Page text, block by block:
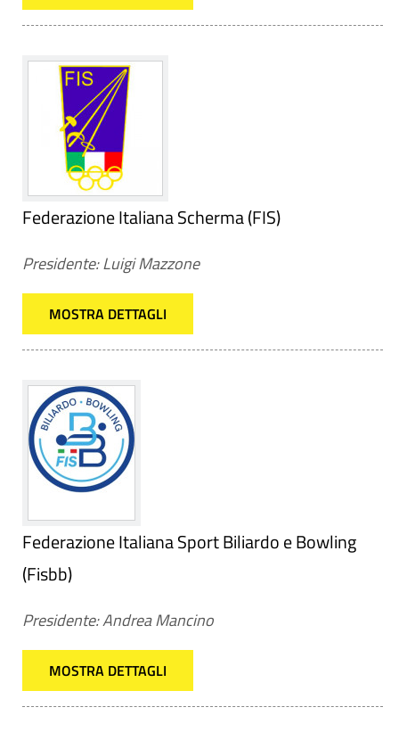
Federazione Italiana Scherma (FIS)
Presidente: Luigi Mazzone
MOSTRA DETTAGLI
Federazione Italiana Sport Biliardo e Bowling
(Fisbb)
Presidente: Andrea Mancino
MOSTRA DETTAGLI